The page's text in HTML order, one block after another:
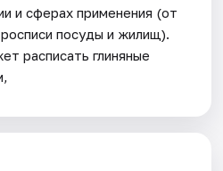
и сферах применения (от
посуды и жилищ).
расписать глиняные